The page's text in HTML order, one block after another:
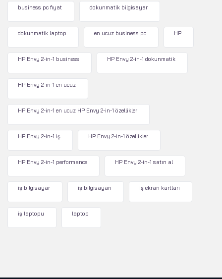
business pc fiyat dokunmatik bilgisayar
dokunmatik laptop en ucuz business pc HP
HP Envy 2-in-1 business HP Envy 2-in-1 dokunmatik
HP Envy 2-in-1 en ucuz
HP Envy 2-in-1 en ucuz HP Envy 2-in-1 özellikler
HP Envy 2-in-1 iş HP Envy 2-in-1 özellikler
HP Envy 2-in-1 performance HP Envy 2-in-1 satın al
iş bilgisayar iş bilgisayarı iş ekran kartları
iş laptopu laptop